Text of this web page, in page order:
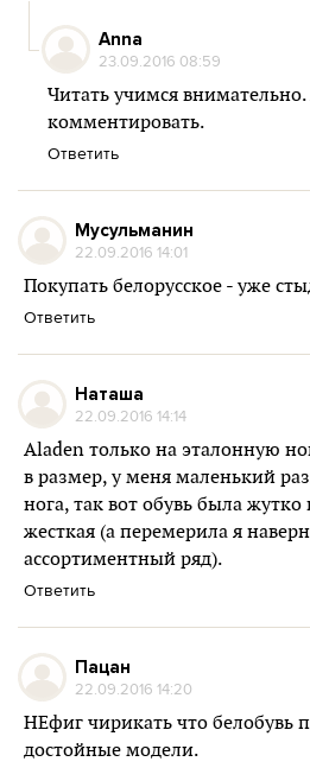
Anna
23.09.2016 08:59
Читать учимся
комментировать.
Ответить
Мусульманин
22.09.2016 14:01
Покупать белорусское - уже
Ответить
Наташа
22.09.2016 14:14
Aladen только на эталонную
в размер, у меня маленький
нога, так вот обувь была
жесткая (а перемерила я
ассортиментный ряд).
Ответить
Пацан
22.09.2016 14:20
НЕфиг чирикать что белобувь
достойные модели.